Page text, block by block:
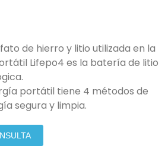
de hierro y litio utilizada en la
Lifepo4 es la batería de litio
portátil tiene 4 métodos de
segura y limpia.